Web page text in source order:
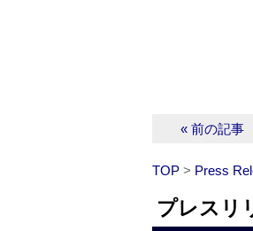
« 前の記事
TOP > Press
プレスリ